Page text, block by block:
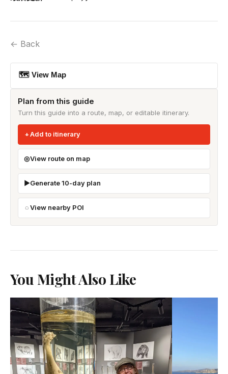
← Back
🗺 View Map
Plan from this guide
Turn this guide into a route, map, or editable itinerary.
Add to itinerary
View route on map
Generate 10-day plan
View nearby POI
You Might Also Like